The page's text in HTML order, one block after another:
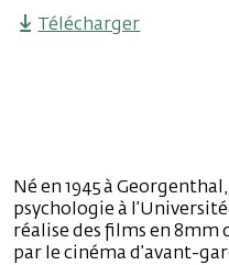
Télécharger
Né en 1945 à
psychologie à l’Université
réalise des films en
par le cinéma d’avant-